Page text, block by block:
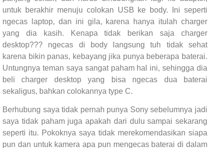
untuk berakhir menuju colokan USB ke body. Ini seperti
ngecas laptop, dan ini gila, karena hanya itulah charger
yang dia kasih. Kenapa tidak berikan saja charger
desktop??? ngecas di body langsung tuh tidak sehat
karena bikin panas, kebayang jika punya beberapa baterai.
Untungnya teman saya sangat paham hal ini, sehingga dia
beli charger desktop yang bisa ngecas dua baterai
sekaligus, bahkan colokannya type C.
Berhubung saya tidak pernah punya Sony sebelumnya jadi
saya tidak paham juga apakah dari dulu sampai sekarang
seperti itu. Pokoknya saya tidak merekomendasikan siapa
pun dan untuk kamera apa pun mengecas baterai di dalam